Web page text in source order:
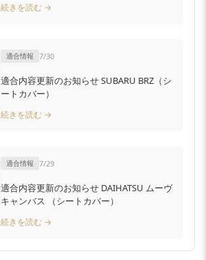
続きを読む →
適合情報 7/30
適合内容更新のお知らせ SUBARU BRZ（シ
ートカバー）
続きを読む →
適合情報 7/29
適合内容更新のお知らせ DAIHATSU ムーヴ
キャンバス （シートカバー）
続きを読む →